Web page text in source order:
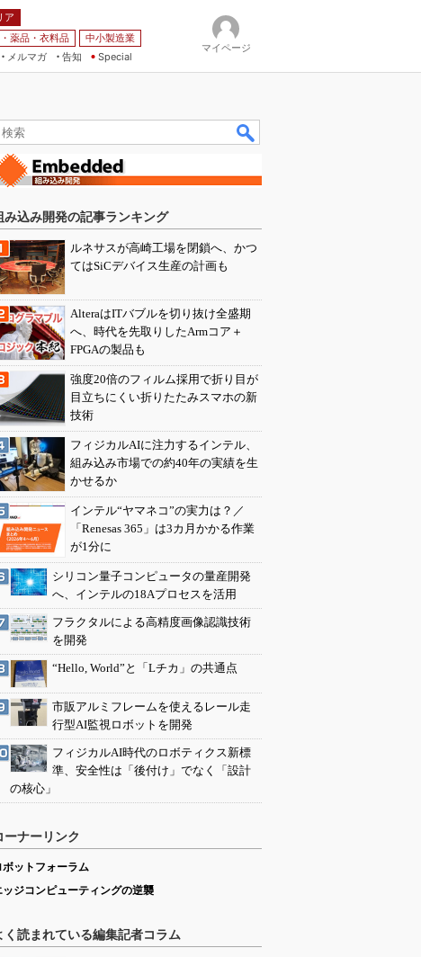
ア
薬品・衣料品
中小製造業
メルマガ
告知 Special
マイページ
み込み開発の記事ランキング
ルネサスが高崎工場を閉鎖へ、かつ
てはSiCデバイス生産の計画も
AlteraはITバブルを切り抜け全盛期
へ、時代を先取りしたArmコア＋
FPGAの製品も
強度20倍のフィルム採用で折り目が
目立ちにくい折りたたみスマホの新
技術
フィジカルAIに注力するインテル、
組み込み市場での約40年の実績を生
かせるか
インテル“ヤマネコ”の実力は？／
「Renesas 365」は3カ月かかる作業
が1分に
シリコン量子コンピュータの量産開発
へ、インテルの18Aプロセスを活用
フラクタルによる高精度画像認識技術
を開発
“Hello, World”と「Lチカ」の共通点
市販アルミフレームを使えるレール走
行型AI監視ロボットを開発
フィジカルAI時代のロボティクス新標
準、安全性は「後付け」でなく「設計
の核心」
ーナーリンク
ボットフォーラム
ッジコンピューティングの逆襲
く読まれている編集記者コラム